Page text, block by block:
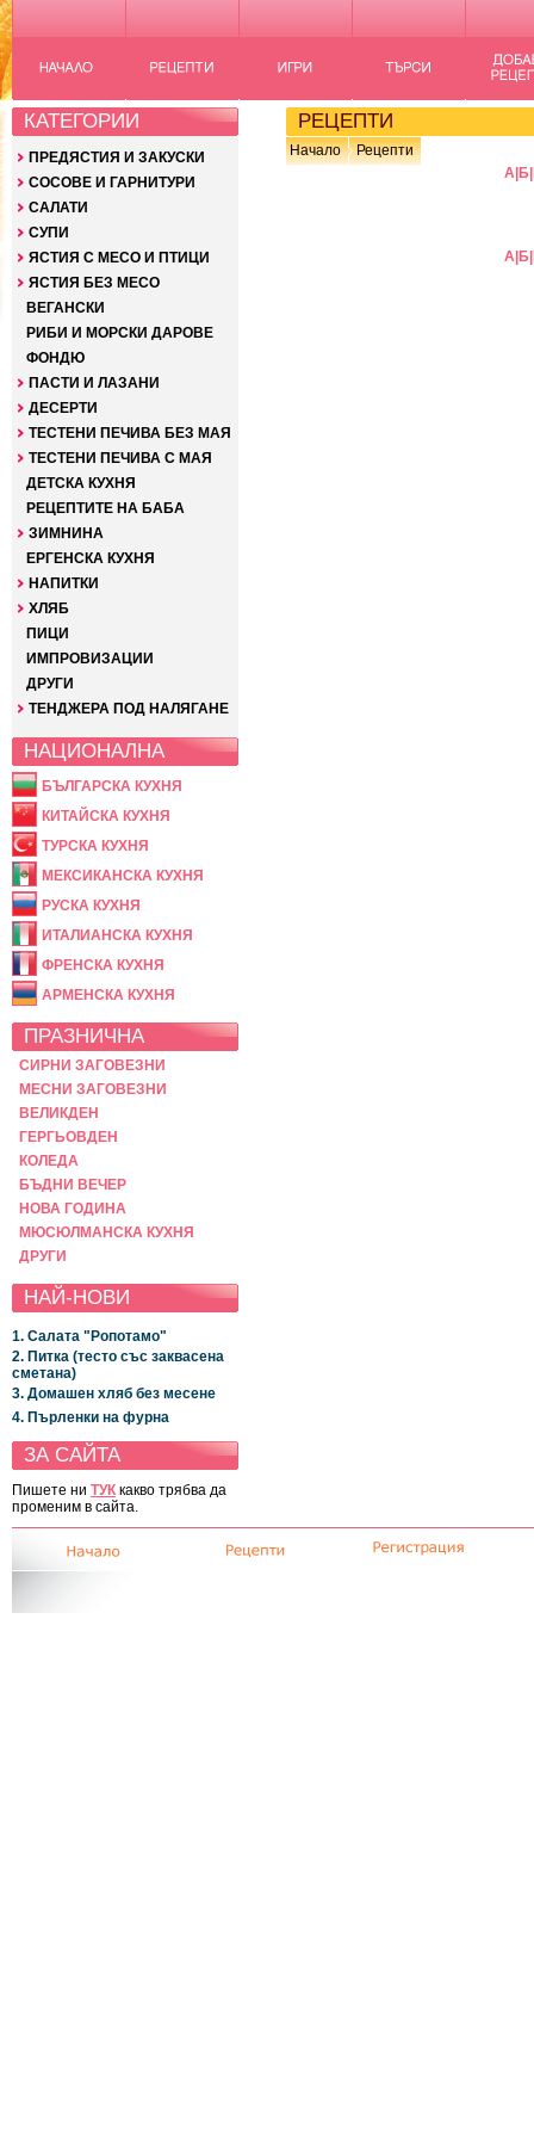
КАТЕГОРИИ
ПРЕДЯСТИЯ И ЗАКУСКИ
СОСОВЕ И ГАРНИТУРИ
САЛАТИ
СУПИ
ЯСТИЯ С МЕСО И ПТИЦИ
ЯСТИЯ БЕЗ МЕСО
ВЕГАНСКИ
РИБИ И МОРСКИ ДАРОВЕ
ФОНДЮ
ПАСТИ И ЛАЗАНИ
ДЕСЕРТИ
ТЕСТЕНИ ПЕЧИВА БЕЗ МАЯ
ТЕСТЕНИ ПЕЧИВА С МАЯ
ДЕТСКА КУХНЯ
РЕЦЕПТИТЕ НА БАБА
ЗИМНИНА
ЕРГЕНСКА КУХНЯ
НАПИТКИ
ХЛЯБ
ПИЦИ
ИМПРОВИЗАЦИИ
ДРУГИ
ТЕНДЖЕРА ПОД НАЛЯГАНЕ
НАЦИОНАЛНА
БЪЛГАРСКА КУХНЯ
КИТАЙСКА КУХНЯ
ТУРСКА КУХНЯ
МЕКСИКАНСКА КУХНЯ
РУСКА КУХНЯ
ИТАЛИАНСКА КУХНЯ
ФРЕНСКА КУХНЯ
АРМЕНСКА КУХНЯ
ПРАЗНИЧНА
СИРНИ ЗАГОВЕЗНИ
МЕСНИ ЗАГОВЕЗНИ
ВЕЛИКДЕН
ГЕРГЬОВДЕН
КОЛЕДА
БЪДНИ ВЕЧЕР
НОВА ГОДИНА
МЮСЮЛМАНСКА КУХНЯ
ДРУГИ
НАЙ-НОВИ
1. Салата "Ропотамо"
2. Питка (тесто със заквасена
сметана)
3. Домашен хляб без месене
4. Пърленки на фурна
ЗА САЙТА
Пишете ни ТУК какво трябва да
променим в сайта.
РЕЦЕПТИ
Начало
Рецепти
А Б
А Б